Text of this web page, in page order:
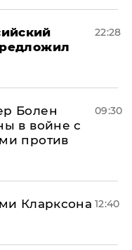
22:28
Болен
в войне с
против
09:30
Кларксона 12:40